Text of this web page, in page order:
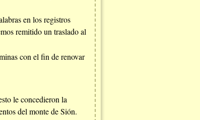
en los registros
remitido un traslado al
con el fin de renovar
le concedieron la
del monte de Sión.